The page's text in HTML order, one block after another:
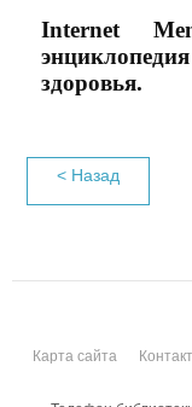
Internet
здоровья.
< Назад
Карта сайта